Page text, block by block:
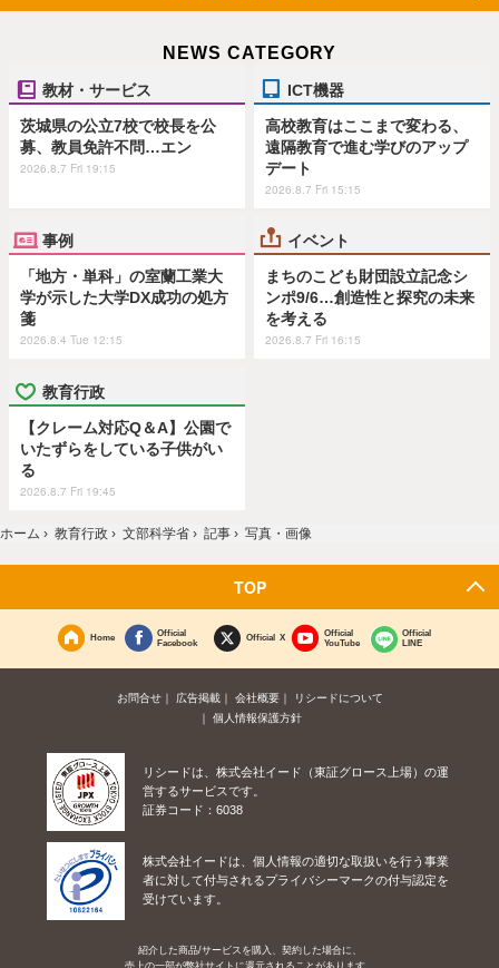
NEWS CATEGORY
教材・サービス
茨城県の公立7校で校長を公
募、教員免許不問…エン
2026.8.7 Fri 19:15
ICT機器
高校教育はここまで変わる、
遠隔教育で進む学びのアップ
デート
2026.8.7 Fri 15:15
事例
「地方・単科」の室蘭工業大
学が示した大学DX成功の処方
箋
2026.8.4 Tue 12:15
イベント
まちのこども財団設立記念シ
ンポ9/6…創造性と探究の未来
を考える
2026.8.7 Fri 16:15
教育行政
【クレーム対応Q＆A】公園で
いたずらをしている子供がい
る
2026.8.7 Fri 19:45
ホーム › 教育行政 › 文部科学省 › 記事 › 写真・画像
TOP
Home
Official
Facebook
Official X
Official
YouTube
Official
LINE
お問合せ 広告掲載 会社概要
リシードについて
個人情報保護方針
リシードは、株式会社イード（東証グロース上場）の運
営するサービスです。
証券コード：6038
株式会社イードは、個人情報の適切な取扱いを行う事業
者に対して付与されるプライバシーマークの付与認定を
受けています。
紹介した商品/サービスを購入、契約した場合に、
売上の一部が弊社サイトに還元されることがあります。